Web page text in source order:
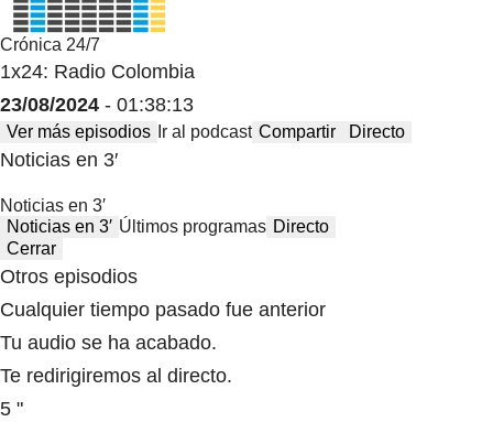
Crónica 24/7
1x24: Radio Colombia
23/08/2024 - 01:38:13
Ver más episodios Ir al podcast Compartir Directo
Noticias en 3′
Noticias en 3′
Noticias en 3′ Últimos programas Directo
Cerrar
Otros episodios
Cualquier tiempo pasado fue anterior
Tu audio se ha acabado.
Te redirigiremos al directo.
5 "